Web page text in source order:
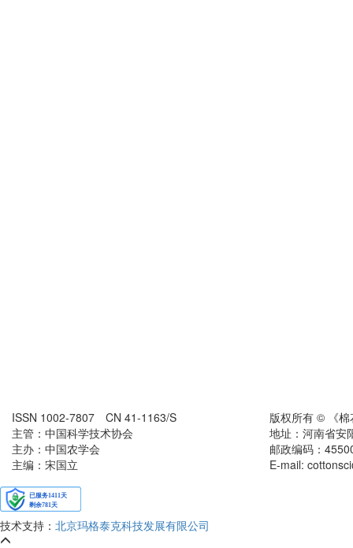
ISSN 1002-7807 CN 41-1163/S
主管：中国科学技术协会
主办：中国农学会
主编：宋国立
版权所有 © 《
地址：河南省安
邮政编码：
E-mail:
技术支持： 北京玛格泰克科技发展有限公司